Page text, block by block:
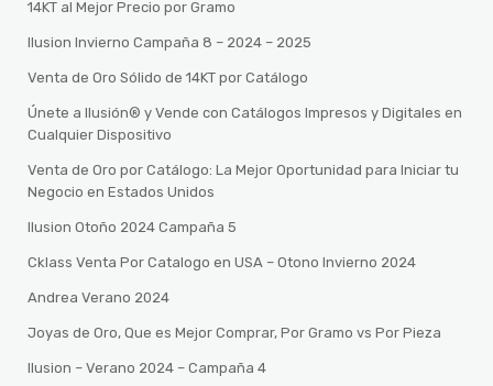
14KT al Mejor Precio por Gramo
Ilusion Invierno Campaña 8 – 2024 – 2025
Venta de Oro Sólido de 14KT por Catálogo
Únete a Ilusión® y Vende con Catálogos Impresos y Digitales en
Cualquier Dispositivo
Venta de Oro por Catálogo: La Mejor Oportunidad para Iniciar tu
Negocio en Estados Unidos
Ilusion Otoño 2024 Campaña 5
Cklass Venta Por Catalogo en USA – Otono Invierno 2024
Andrea Verano 2024
Joyas de Oro, Que es Mejor Comprar, Por Gramo vs Por Pieza
Ilusion – Verano 2024 – Campaña 4